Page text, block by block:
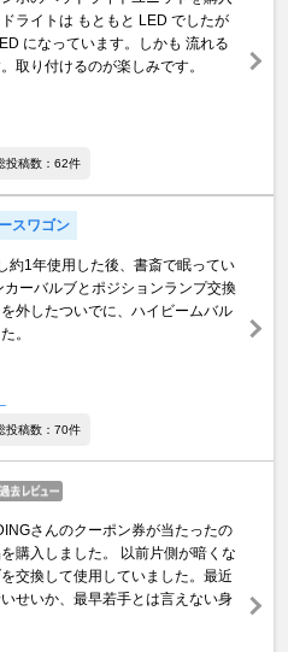
ライトは もともと LED でしたが
になっています。しかも 流れる
取り付けるのが楽しみです。
投稿数：62件
スワゴン
約1年使用した後、書斎で眠ってい
カーバルブとポジションランプ交換
外したついでに、ハイビームバル
。
投稿数：70件
さんのクーポン券が当たったの
購入しました。 以前片側が暗くな
交換して使用していました。最近
せいか、最早若手とは言えない身